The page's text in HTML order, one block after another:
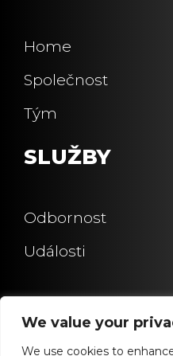
We value your
We use cookies to
Home
Společnost
Tým
SLUŽBY
Odbornost
Události